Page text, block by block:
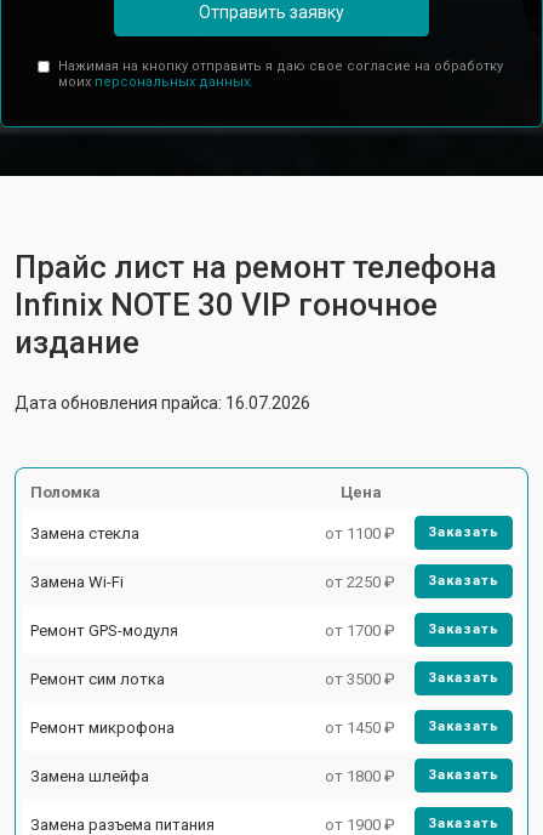
Отправить заявку
Нажимая на кнопку отправить я даю свое согласие на обработку
моих персональных данных.
Прайс лист на ремонт телефона
Infinix NOTE 30 VIP гоночное
издание
Дата обновления прайса: 16.07.2026
Поломка Цена
Замена стекла от 1100 ₽ Заказать
Замена Wi-Fi от 2250 ₽ Заказать
Ремонт GPS-модуля от 1700 ₽ Заказать
Ремонт сим лотка от 3500 ₽ Заказать
Ремонт микрофона от 1450 ₽ Заказать
Замена шлейфа от 1800 ₽ Заказать
Замена разъема питания от 1900 ₽ Заказать